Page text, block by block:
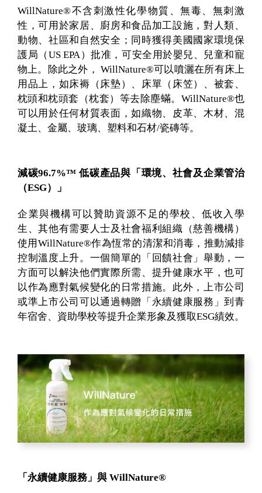
WillNature®不含刺激性化學物質、無毒、無刺激
性，可用於家居、廚房和食品加工設施，對人類、
動物、社區和自然安全；同時獲得美國國家環境保
護局（US EPA）批准，可安全用於嬰兒、兒童和寵
物上。除此之外， WillNature®可以噴灑在所有床上
用品上，如床褥（床墊）、床單（床笠）、被套、
枕頭和枕頭套（枕套）等去除塵蟎。WillNature®也
可以用於任何材質表面，如織物、皮革、木材、混
凝土、金屬、玻璃、塑料和石材/瓷磚等。
減碳96.7%™ 低碳產品與「環境、社會及企業管治
（ESG）」
企業與機構可以贊助資源不足的學校、低收入學
生、其他有需要人士及社會福利組織（慈善機構）
使用WillNature®作為恆常的清潔和消毒，推動減排
控制溫度上升。一個簡單的「回饋社會」舉動，一
方面可以解決他們實際所需、提升健康水平，也可
以作為應對氣候變化的日常措施。此外，上市公司
或準上市公司可以通過轉贈「永續健康服務」到青
年宿舍、資助學校等提升企業形象及獲取ESG績效。
「永續健康服務」與 WillNature®